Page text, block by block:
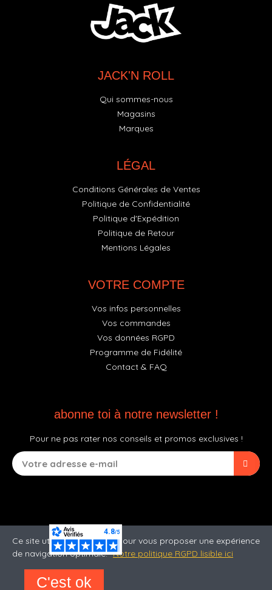
JACK'N ROLL
Qui sommes-nous
Magasins
Marques
LÉGAL
Conditions Générales de Ventes
Politique de Confidentialité
Politique d'Expédition
Politique de Retour
Mentions Légales
VOTRE COMPTE
Vos infos personnelles
Vos commandes
Vos données RGPD
Programme de Fidélité
Contact & FAQ
abonne toi à notre newsletter !
Pour ne pas rater nos conseils et promos exclusives !
Ce site utilise des cookies pour vous proposer une expérience
de navigation optimale. Notre politique RGPD lisible ici
C'est ok